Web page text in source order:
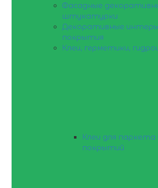
Фасадные
штукатурки
Декоративные
покрытия
Клеи, герметики,
Клеи для паркета
покрытий